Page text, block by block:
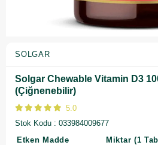
SOLGAR
Solgar Chewable Vitamin D3
(Çiğnenebilir)
5.0
Stok Kodu
033984009677
Etken Madde
Miktar (1